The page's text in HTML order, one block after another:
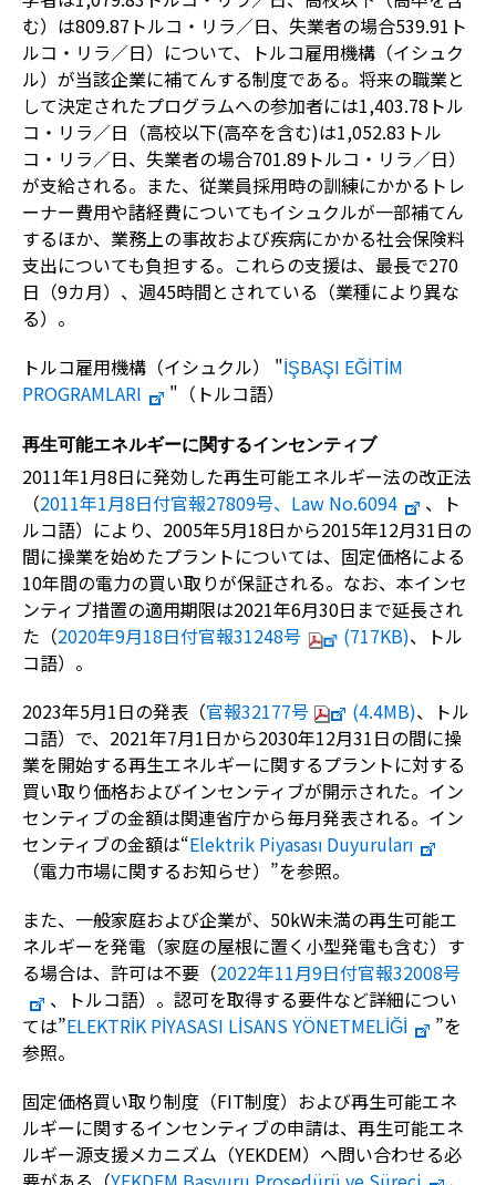
む）は809.87トルコ・リラ／日、失業者の場合539.91ト
ルコ・リラ／日）について、トルコ雇用機構（イシュク
ル）が当該企業に補てんする制度である。将来の職業と
して決定されたプログラムへの参加者には1,403.78トル
コ・リラ／日（高校以下(高卒を含む)は1,052.83トル
コ・リラ／日、失業者の場合701.89トルコ・リラ／日）
が支給される。また、従業員採用時の訓練にかかるトレ
ーナー費用や諸経費についてもイシュクルが一部補てん
するほか、業務上の事故および疾病にかかる社会保険料
支出についても負担する。これらの支援は、最長で270
日（9カ月）、週45時間とされている（業種により異な
る）。
トルコ雇用機構（イシュクル） "İŞBAŞI EĞİTİM
PROGRAMLARI
"（トルコ語）
再生可能エネルギーに関するインセンティブ
2011年1月8日に発効した再生可能エネルギー法の改正法
（2011年1月8日付官報27809号、Law No.6094
、ト
ルコ語）により、2005年5月18日から2015年12月31日の
間に操業を始めたプラントについては、固定価格による
10年間の電力の買い取りが保証される。なお、本インセ
ンティブ措置の適用期限は2021年6月30日まで延長され
た（2020年9月18日付官報31248号 (717KB)、トル
コ語）。
2023年5月1日の発表（官報32177号 (4.4MB)、トル
コ語）で、2021年7月1日から2030年12月31日の間に操
業を開始する再生エネルギーに関するプラントに対する
買い取り価格およびインセンティブが開示された。イン
センティブの金額は関連省庁から毎月発表される。イン
センティブの金額は“Elektrik Piyasası Duyuruları
（電力市場に関するお知らせ）”を参照。
また、一般家庭および企業が、50kW未満の再生可能エ
ネルギーを発電（家庭の屋根に置く小型発電も含む）す
る場合は、許可は不要（2022年11月9日付官報32008号
、トルコ語）。認可を取得する要件など詳細につい
ては”ELEKTRİK PİYASASI LİSANS YÖNETMELİĞİ
”を
参照。
固定価格買い取り制度（FIT制度）および再生可能エネ
ルギーに関するインセンティブの申請は、再生可能エネ
ルギー源支援メカニズム（YEKDEM）へ問い合わせる必